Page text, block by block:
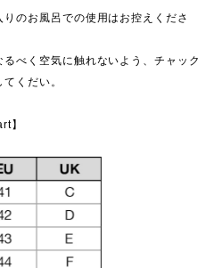
のお風呂での使用はお控えくださ
べく空気に触れないよう、チャック
くだい。
】